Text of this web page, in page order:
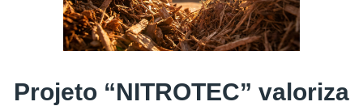
Projeto “NITROTEC” valoriza